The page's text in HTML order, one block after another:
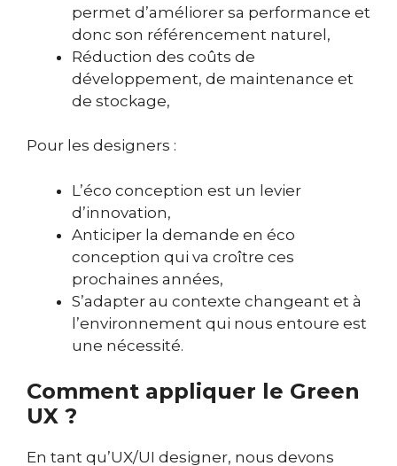
permet d’améliorer sa performance et
donc son référencement naturel,
Réduction des coûts de
développement, de maintenance et
de stockage,
Pour les designers :
L’éco conception est un levier
d’innovation,
Anticiper la demande en éco
conception qui va croître ces
prochaines années,
S’adapter au contexte changeant et à
l’environnement qui nous entoure est
une nécessité.
Comment appliquer le Green
UX ?
En tant qu’UX/UI designer, nous devons